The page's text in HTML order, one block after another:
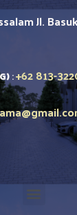
Jl.
:+62 813-